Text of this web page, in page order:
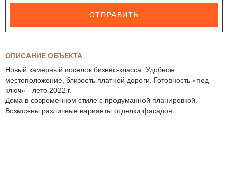
ОПИСАНИЕ ОБЪЕКТА
Новый камерный поселок бизнес-класса. Удобное
местоположение, близость платной дороги. Готовность «под
ключ» - лето 2022 г.
Дома в современном стиле с продуманной планировкой.
Возможны различные варианты отделки фасадов.
ОТПРАВИТЬ